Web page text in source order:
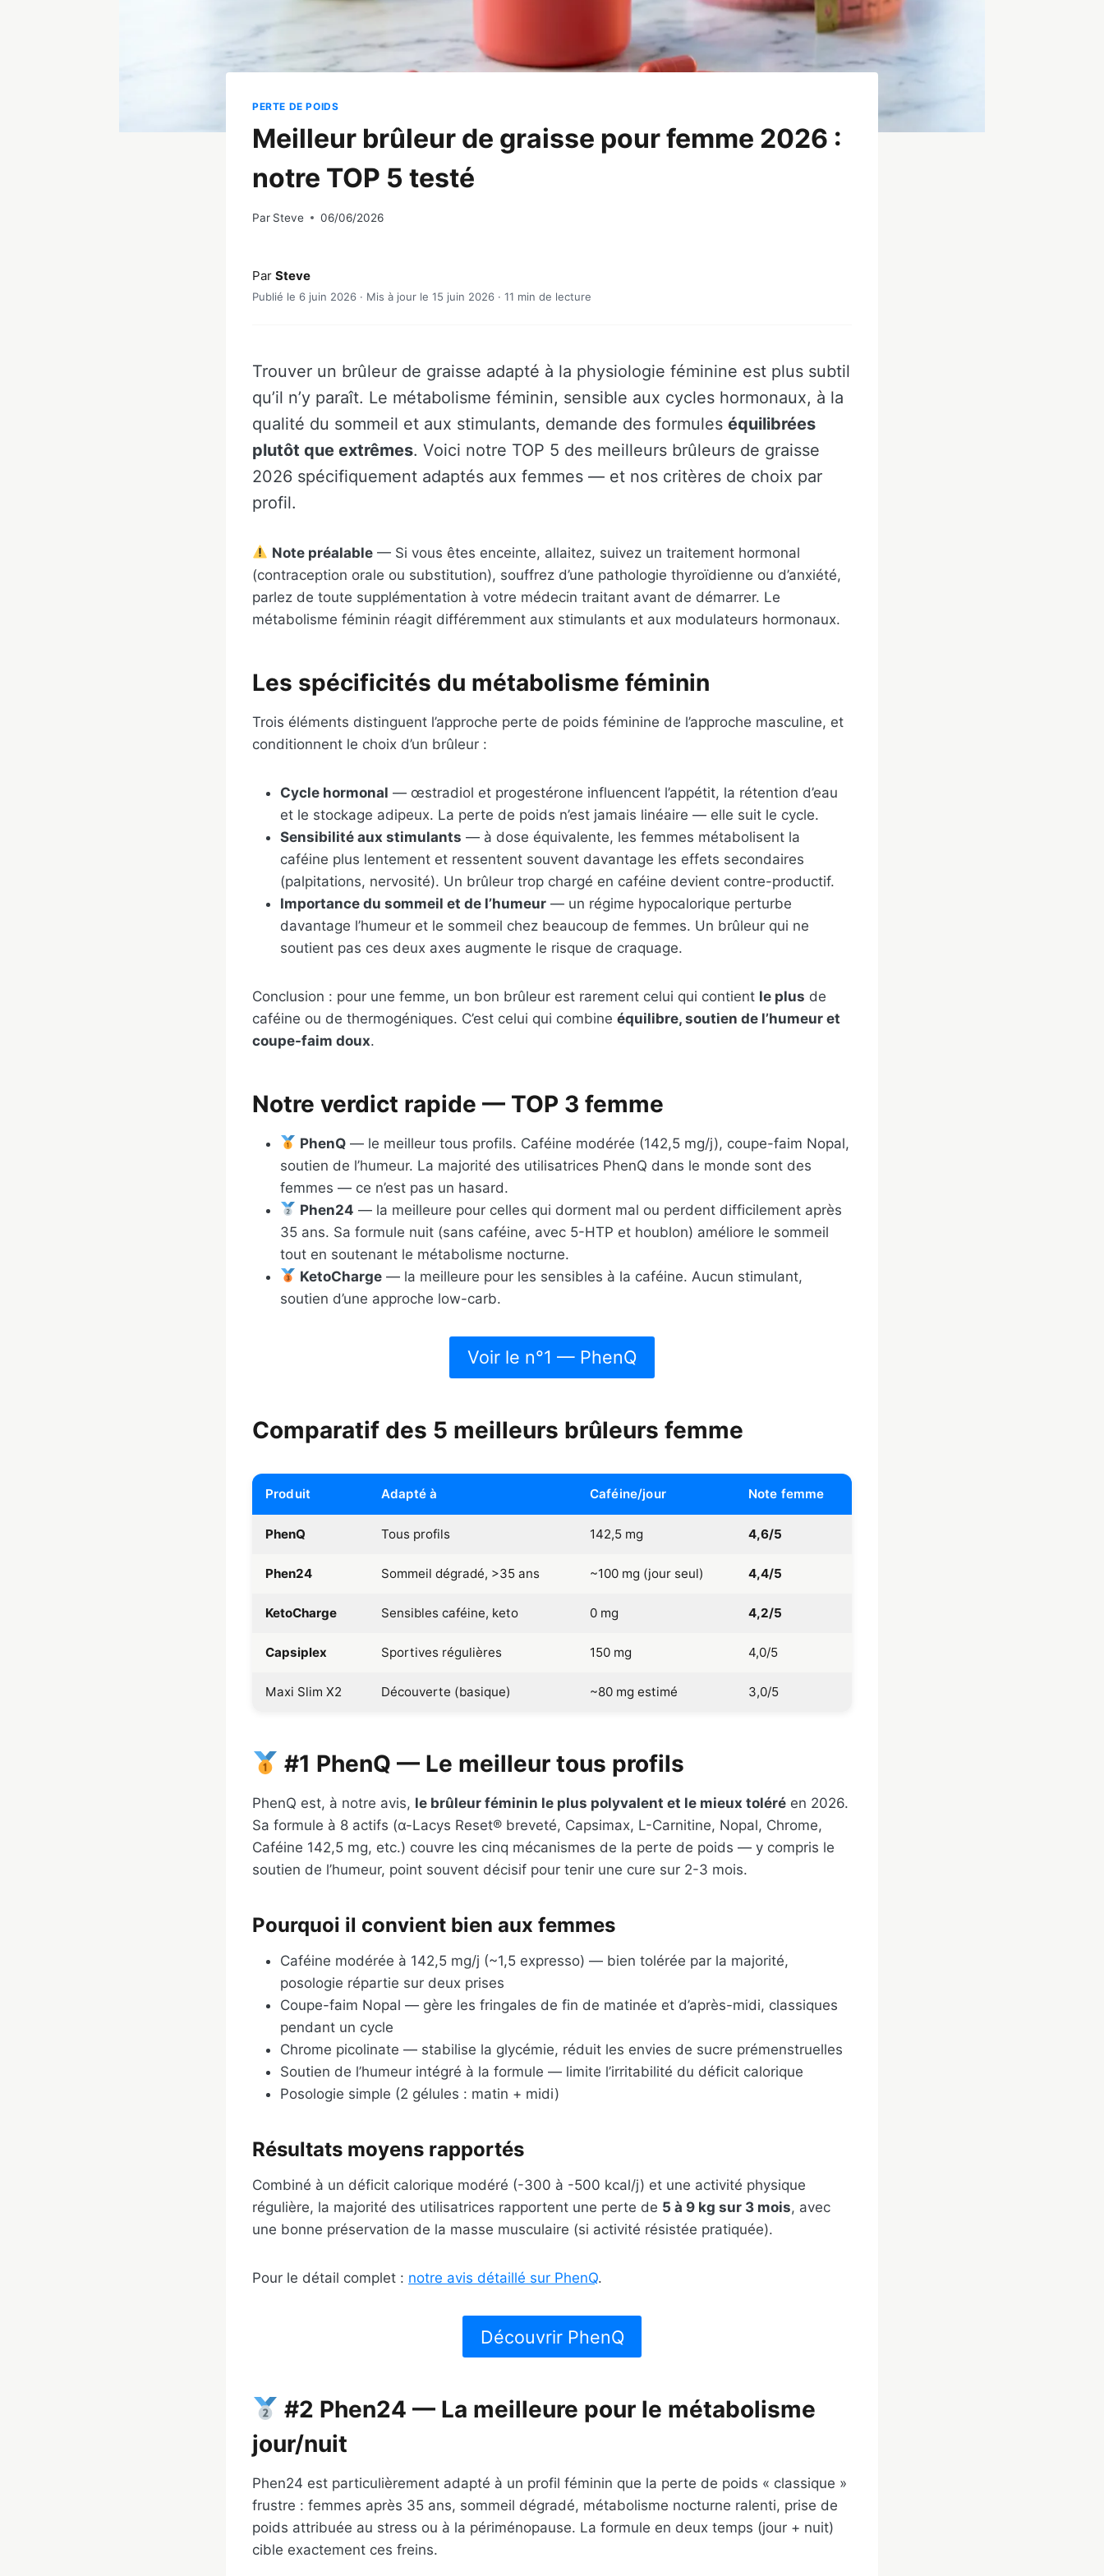
PERTE DE POIDS
Meilleur brûleur de graisse pour femme 2026 :
notre TOP 5 testé
Par Steve 06/06/2026
Par Steve
Publié le 6 juin 2026 · Mis à jour le 15 juin 2026 · 11 min de lecture
Trouver un brûleur de graisse adapté à la physiologie féminine est plus subtil
qu’il n’y paraît. Le métabolisme féminin, sensible aux cycles hormonaux, à la
qualité du sommeil et aux stimulants, demande des formules équilibrées
plutôt que extrêmes. Voici notre TOP 5 des meilleurs brûleurs de graisse
2026 spécifiquement adaptés aux femmes — et nos critères de choix par
profil.
Note préalable — Si vous êtes enceinte, allaitez, suivez un traitement hormonal
(contraception orale ou substitution), souffrez d’une pathologie thyroïdienne ou d’anxiété,
parlez de toute supplémentation à votre médecin traitant avant de démarrer. Le
métabolisme féminin réagit différemment aux stimulants et aux modulateurs hormonaux.
Les spécificités du métabolisme féminin
Trois éléments distinguent l’approche perte de poids féminine de l’approche masculine, et
conditionnent le choix d’un brûleur :
Cycle hormonal — œstradiol et progestérone influencent l’appétit, la rétention d’eau
et le stockage adipeux. La perte de poids n’est jamais linéaire — elle suit le cycle.
Sensibilité aux stimulants — à dose équivalente, les femmes métabolisent la
caféine plus lentement et ressentent souvent davantage les effets secondaires
(palpitations, nervosité). Un brûleur trop chargé en caféine devient contre-productif.
Importance du sommeil et de l’humeur — un régime hypocalorique perturbe
davantage l’humeur et le sommeil chez beaucoup de femmes. Un brûleur qui ne
soutient pas ces deux axes augmente le risque de craquage.
Conclusion : pour une femme, un bon brûleur est rarement celui qui contient le plus de
caféine ou de thermogéniques. C’est celui qui combine équilibre, soutien de l’humeur et
coupe-faim doux.
Notre verdict rapide — TOP 3 femme
PhenQ — le meilleur tous profils. Caféine modérée (142,5 mg/j), coupe-faim Nopal,
soutien de l’humeur. La majorité des utilisatrices PhenQ dans le monde sont des
femmes — ce n’est pas un hasard.
Phen24 — la meilleure pour celles qui dorment mal ou perdent difficilement après
35 ans. Sa formule nuit (sans caféine, avec 5-HTP et houblon) améliore le sommeil
tout en soutenant le métabolisme nocturne.
KetoCharge — la meilleure pour les sensibles à la caféine. Aucun stimulant,
soutien d’une approche low-carb.
Voir le n°1 — PhenQ
Comparatif des 5 meilleurs brûleurs femme
Produit Adapté à Caféine/jour Note femme
PhenQ Tous profils 142,5 mg 4,6/5
Phen24 Sommeil dégradé, >35 ans ~100 mg (jour seul) 4,4/5
KetoCharge Sensibles caféine, keto 0 mg 4,2/5
Capsiplex Sportives régulières 150 mg 4,0/5
Maxi Slim X2 Découverte (basique) ~80 mg estimé 3,0/5
#1 PhenQ — Le meilleur tous profils
PhenQ est, à notre avis, le brûleur féminin le plus polyvalent et le mieux toléré en 2026.
Sa formule à 8 actifs (α-Lacys Reset® breveté, Capsimax, L-Carnitine, Nopal, Chrome,
Caféine 142,5 mg, etc.) couvre les cinq mécanismes de la perte de poids — y compris le
soutien de l’humeur, point souvent décisif pour tenir une cure sur 2-3 mois.
Pourquoi il convient bien aux femmes
Caféine modérée à 142,5 mg/j (~1,5 expresso) — bien tolérée par la majorité,
posologie répartie sur deux prises
Coupe-faim Nopal — gère les fringales de fin de matinée et d’après-midi, classiques
pendant un cycle
Chrome picolinate — stabilise la glycémie, réduit les envies de sucre prémenstruelles
Soutien de l’humeur intégré à la formule — limite l’irritabilité du déficit calorique
Posologie simple (2 gélules : matin + midi)
Résultats moyens rapportés
Combiné à un déficit calorique modéré (-300 à -500 kcal/j) et une activité physique
régulière, la majorité des utilisatrices rapportent une perte de 5 à 9 kg sur 3 mois, avec
une bonne préservation de la masse musculaire (si activité résistée pratiquée).
Pour le détail complet : notre avis détaillé sur PhenQ.
Découvrir PhenQ
#2 Phen24 — La meilleure pour le métabolisme
jour/nuit
Phen24 est particulièrement adapté à un profil féminin que la perte de poids « classique »
frustre : femmes après 35 ans, sommeil dégradé, métabolisme nocturne ralenti, prise de
poids attribuée au stress ou à la périménopause. La formule en deux temps (jour + nuit)
cible exactement ces freins.